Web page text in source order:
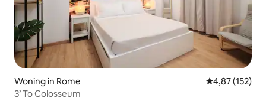
Woning in Rome Gemiddelde
4,87 (152)
3’ To Colosseum